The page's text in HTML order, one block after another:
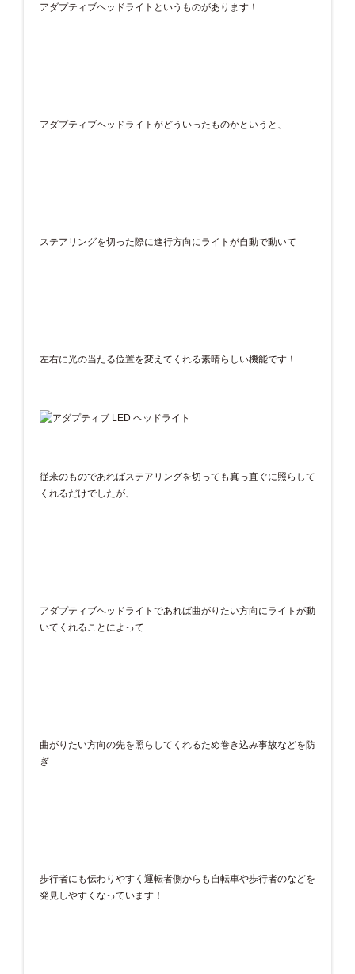
アダプティブヘッドライトというものがあります！
アダプティブヘッドライトがどういったものかというと、
ステアリングを切った際に進行方向にライトが自動で動いて
左右に光の当たる位置を変えてくれる素晴らしい機能です！
従来のものであればステアリングを切っても真っ直ぐに照らして
くれるだけでしたが、
アダプティブヘッドライトであれば曲がりたい方向にライトが動
いてくれることによって
曲がりたい方向の先を照らしてくれるため巻き込み事故などを防
ぎ
歩行者にも伝わりやすく運転者側からも自転車や歩行者のなどを
発見しやすくなっています！